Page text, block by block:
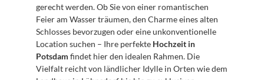
gerecht werden. Ob Sie von einer romantischen
Feier am Wasser träumen, den Charme eines alten
Schlosses bevorzugen oder eine unkonventionelle
Location suchen – Ihre perfekte Hochzeit in
Potsdam findet hier den idealen Rahmen. Die
Vielfalt reicht von ländlicher Idylle in Orten wie dem